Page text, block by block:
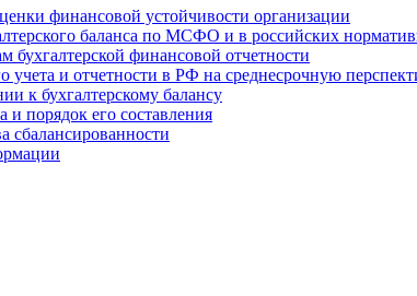
финансовой устойчивости организации
баланса по МСФО и в российских
финансовой отчетности
учета и отчетности в РФ на среднесрочную
к бухгалтерскому балансу
и порядок его составления
сбалансированности